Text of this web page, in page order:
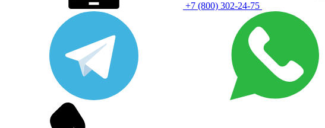
+7 (800) 302-24-75